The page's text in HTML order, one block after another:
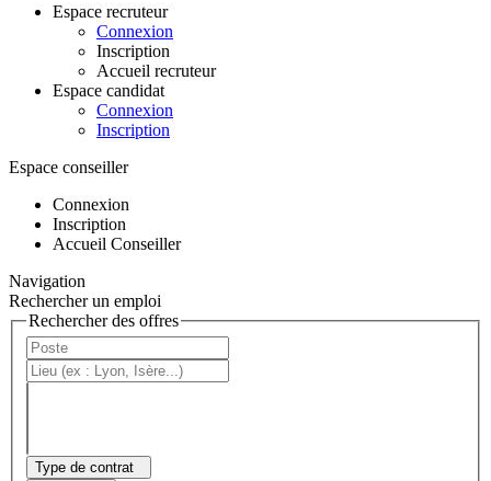
Espace recruteur
Connexion
Inscription
Accueil recruteur
Espace candidat
Connexion
Inscription
Espace conseiller
Connexion
Inscription
Accueil Conseiller
Navigation
Rechercher un emploi
Rechercher des offres
Type de contrat